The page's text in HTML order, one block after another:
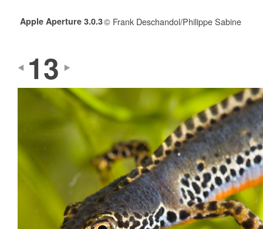
Apple Aperture 3.0.3© Frank Deschandol/Philippe Sabine
13